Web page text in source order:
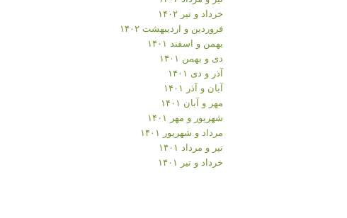
خرداد و تیر ۱۴۰۲
فروردین و اردیبهشت ۱۴۰۲
بهمن و اسفند ۱۴۰۱
دی و بهمن ۱۴۰۱
آذر و دی ۱۴۰۱
آبان و آذر ۱۴۰۱
مهر و آبان ۱۴۰۱
شهریور و مهر ۱۴۰۱
مرداد و شهریور ۱۴۰۱
تیر و مرداد ۱۴۰۱
خرداد و تیر ۱۴۰۱